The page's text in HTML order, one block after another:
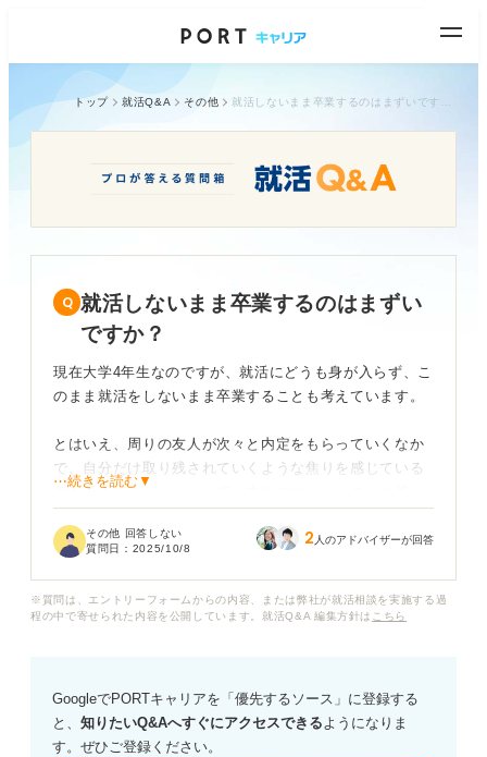
トップ 就活Q&A その他
就活しないまま卒業するのはまずい
ですか？
現在大学4年生なのですが、就活にどうも身が入らず、こ
のまま就活をしないまま卒業することも考えています。
とはいえ、周りの友人が次々と内定をもらっていくなか
で、自分だけ取り残されていくような焦りを感じている
のも事実です。かといって、本当にやりたいことも見つ
でうまくいかなかったりした人は、卒業後どうしている
⋯続きを読む▼
その他 回答しない
質問日： 2025/10/8 2 人のアドバイザーが回答
※質問は、エントリーフォームからの内容、または弊社が就活相談を実施する過
程の中で寄せられた内容を公開しています。就活Q&A 編集方針は こちら
GoogleでPORTキャリアを「優先するソース」に登録する
と、 知りたいQ&Aへすぐにアクセスできるようになりま
す。ぜひご登録ください。